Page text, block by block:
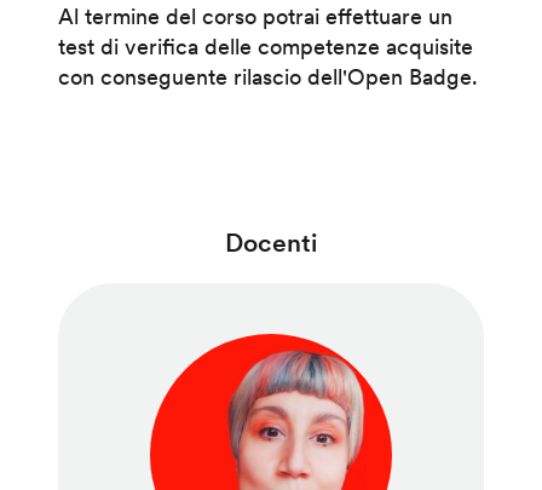
Al termine del corso potrai effettuare un
test di verifica delle competenze acquisite
con conseguente rilascio dell'Open Badge.
Docenti